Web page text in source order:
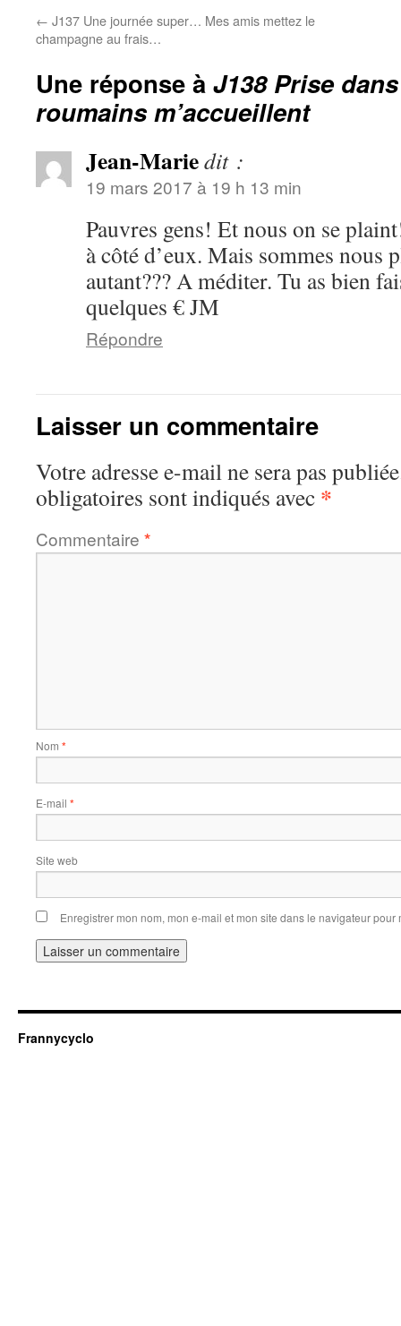
← J137 Une journée super… Mes amis mettez le
champagne au frais…
Une réponse à J138 Prise
roumains m’accueillent
Jean-Mariedit :
19 mars 2017 à 19 h 13 min
Pauvres gens! Et nous on se
à côté d’eux. Mais sommes nous
autant??? A méditer. Tu as bien
quelques € JM
Répondre
Laisser un commentaire
Votre adresse e-mail ne sera pas
obligatoires sont indiqués avec *
Commentaire *
Nom *
E-mail *
Site web
Enregistrer mon nom, mon e-mail et mon site dans le navigateur
Frannycyclo